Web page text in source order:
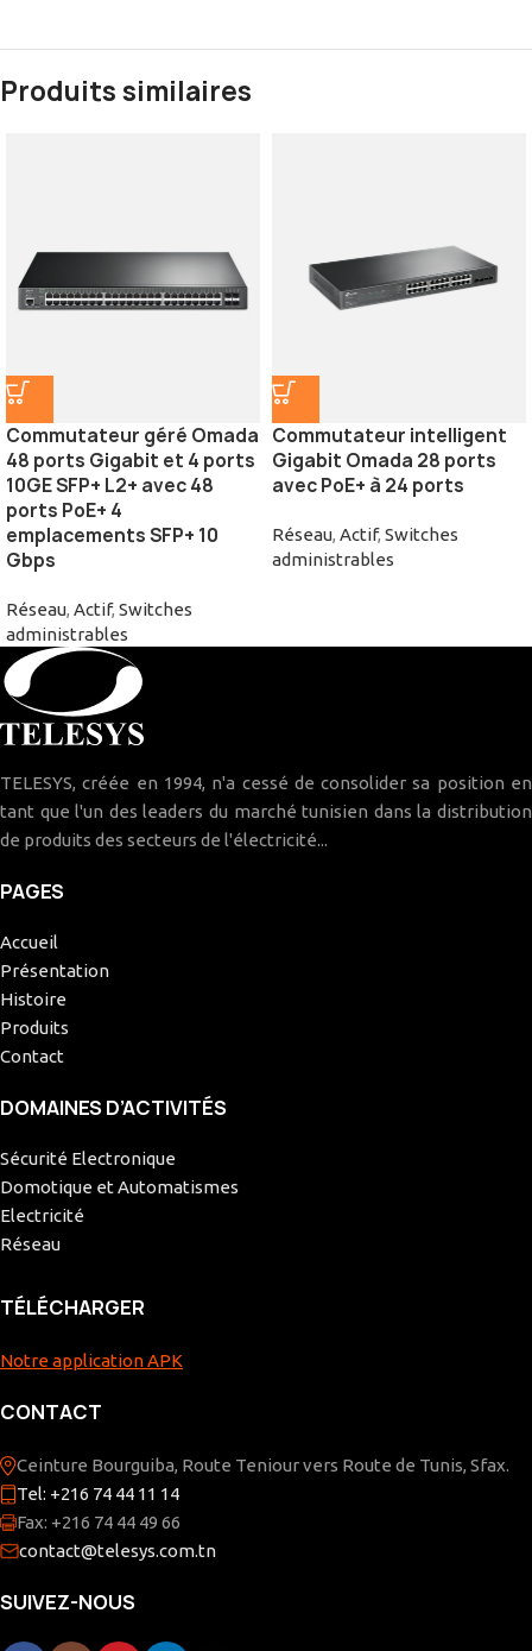
Produits similaires
Commutateur géré Omada
48 ports Gigabit et 4 ports
10GE SFP+ L2+ avec 48
ports PoE+ 4
emplacements SFP+ 10
Gbps
Réseau, Actif, Switches
administrables
Commutateur intelligent
Gigabit Omada 28 ports
avec PoE+ à 24 ports
Réseau, Actif, Switches
administrables
TELESYS, créée en 1994, n'a cessé de consolider sa position en
tant que l'un des leaders du marché tunisien dans la distribution
de produits des secteurs de l'électricité...
PAGES
Accueil
Présentation
Histoire
Produits
Contact
DOMAINES D’ACTIVITÉS
Sécurité Electronique
Domotique et Automatismes
Electricité
Réseau
TÉLÉCHARGER
Notre application APK
CONTACT
Ceinture Bourguiba, Route Teniour vers Route de Tunis, Sfax.
Tel: +216 74 44 11 14
Fax: +216 74 44 49 66
contact@telesys.com.tn
SUIVEZ-NOUS